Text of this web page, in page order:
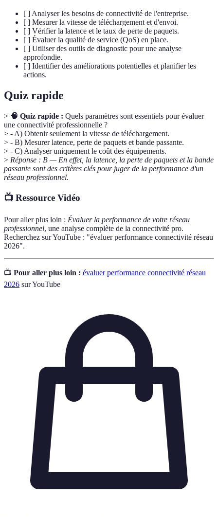
[ ] Analyser les besoins de connectivité de l'entreprise.
[ ] Mesurer la vitesse de téléchargement et d'envoi.
[ ] Vérifier la latence et le taux de perte de paquets.
[ ] Évaluer la qualité de service (QoS) en place.
[ ] Utiliser des outils de diagnostic pour une analyse
approfondie.
[ ] Identifier des améliorations potentielles et planifier les
actions.
Quiz rapide
> 🧠 Quiz rapide : Quels paramètres sont essentiels pour évaluer
une connectivité professionnelle ?
> - A) Obtenir seulement la vitesse de téléchargement.
> - B) Mesurer latence, perte de paquets et bande passante.
> - C) Analyser uniquement le coût des équipements.
> Réponse : B — En effet, la latence, la perte de paquets et la bande
passante sont des critères clés pour juger de la performance d'un
réseau professionnel.
📺 Ressource Vidéo
Pour aller plus loin : Évaluer la performance de votre réseau
professionnel, une analyse complète de la connectivité pro.
Recherchez sur YouTube : "évaluer performance connectivité réseau
2026".
📺 Pour aller plus loin : évaluer performance connectivité réseau
2026 sur YouTube